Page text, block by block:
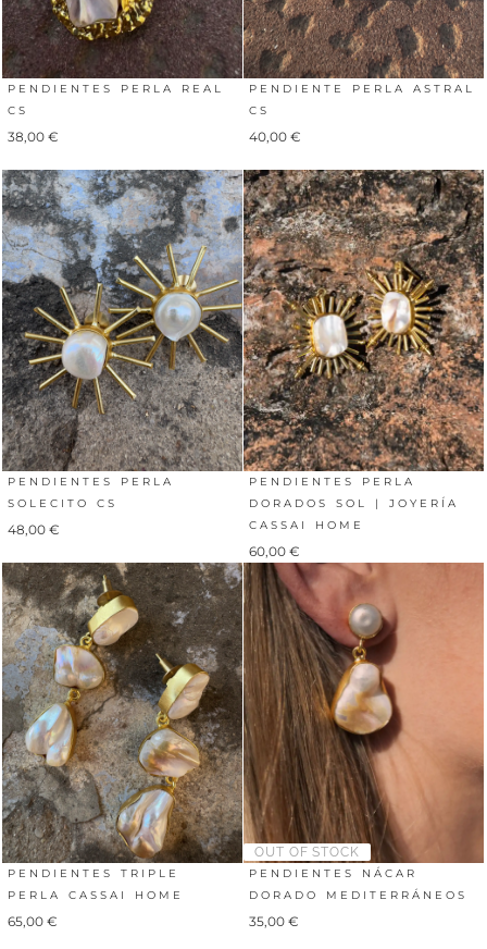
PENDIENTES PERLA REAL
CS
38,00 €
PENDIENTE PERLA ASTRAL
CS
40,00 €
PENDIENTES PERLA
SOLECITO CS
48,00 €
PENDIENTES PERLA
DORADOS SOL | JOYERÍA
CASSAI HOME
60,00 €
PENDIENTES TRIPLE
PERLA CASSAI HOME
65,00 €
OUT OF STOCK
PENDIENTES NÁCAR
DORADO MEDITERRÁNEOS
35,00 €